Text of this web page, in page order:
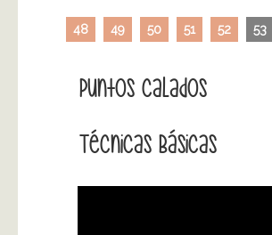
48 49 50 51 52 53
Puntos Calados
Técnicas Básicas